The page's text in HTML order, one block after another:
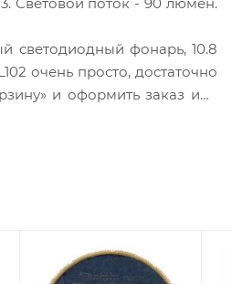
светодиодный фонарь, 10.8
очень просто, достаточно
и оформить заказ или